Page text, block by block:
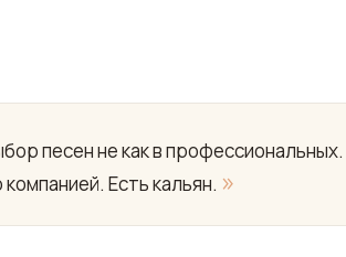
песен не как в
Есть кальян. »